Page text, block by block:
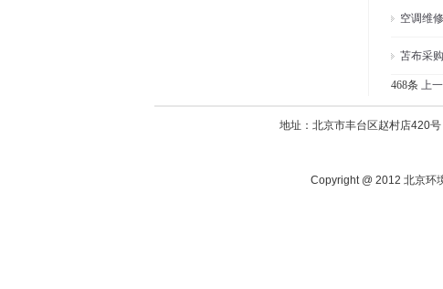
空调维
苫布采购
468条 上
地址：北京市丰台区赵村店420
Copyright @ 2012 北京环